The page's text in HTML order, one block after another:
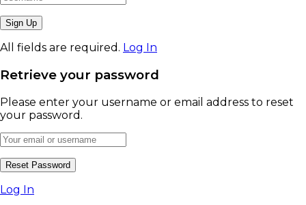
All fields are required. Log In
Retrieve your password
Please enter your username or email address to reset
your password.
Log In